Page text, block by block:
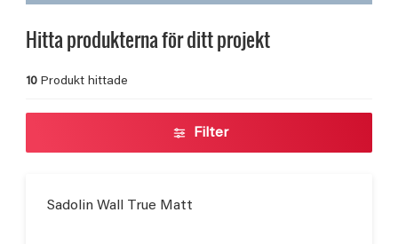
Hitta produkterna för ditt projekt
10 Produkt hittade
Filter
Sadolin Wall True Matt